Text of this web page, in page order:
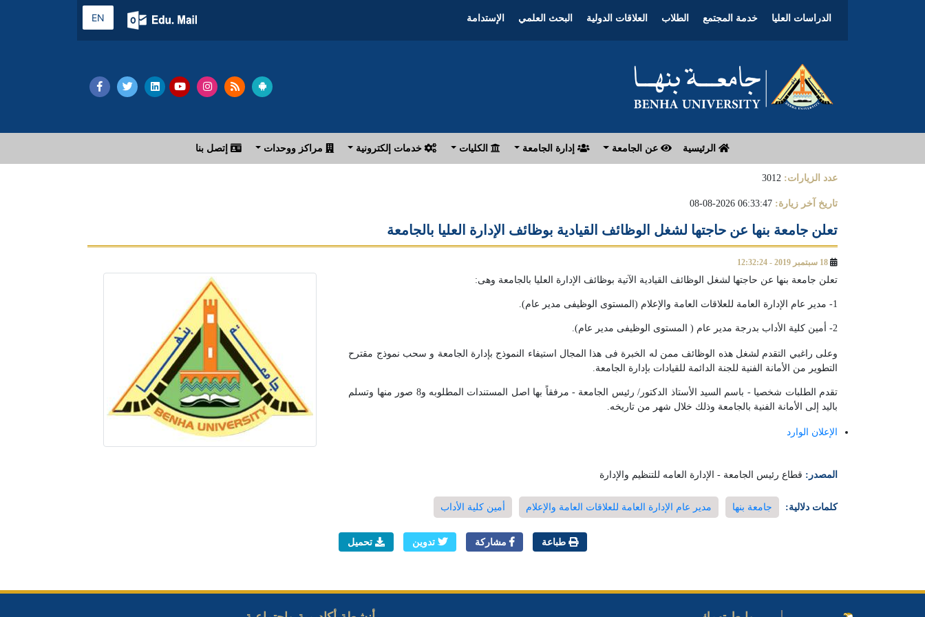
الدراسات العليا خدمة المجتمع الطلاب العلاقات الدولية البحث العلمي الإستدامة EN
الرئيسية عن الجامعة إدارة الجامعة الكليات خدمات إلكترونية مراكز ووحدات إتصل بنا
عدد الزيارات: 3012
تاريخ آخر زيارة: 06:33:47 2026-08-08
تعلن جامعة بنها عن حاجتها لشغل الوظائف القيادية بوظائف الإدارة العليا بالجامعة
تعلن جامعة بنها عن حاجتها لشغل الوظائف القيادية الآتية بوظائف الإدارة العليا بالجامعة وهى:
1- مدير عام الإدارة العامة للعلاقات العامة والإعلام (المستوى الوظيفى مدير عام).
2- أمين كلية الأداب بدرجة مدير عام ( المستوى الوظيفى مدير عام).
وعلى راغبي التقدم لشغل هذه الوظائف ممن له الخبرة فى هذا المجال استيفاء النموذج بإدارة الجامعة و سحب نموذج مقترح
التطوير من الأمانة الفنية للجنة الدائمة للقيادات بإدارة الجامعة.
تقدم الطلبات شخصيا - باسم السيد الأستاذ الدكتور/ رئيس الجامعة - مرفقاً بها اصل المستندات المطلوبه و8 صور منها وتسلم
باليد إلى الأمانة الفنية بالجامعة وذلك خلال شهر من تاريخه.
الإعلان الوارد
المصدر: قطاع رئيس الجامعة - الإدارة العامه للتنظيم والإدارة
كلمات دلالية: جامعة بنها مدير عام الإدارة العامة للعلاقات العامة والإعلام أمين كلية الأداب
طباعة مشاركة تدوين تحميل